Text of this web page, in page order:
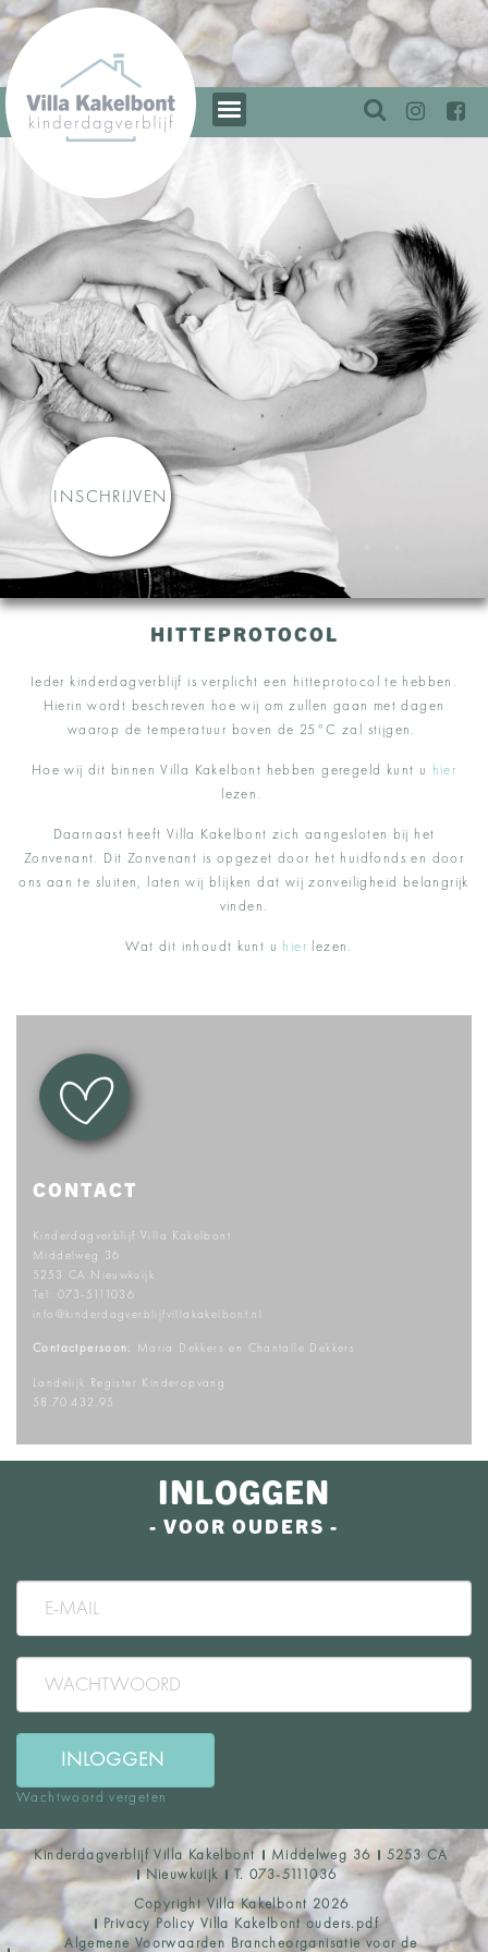
INSCHRIJVEN
HITTEPROTOCOL
Ieder kinderdagverblijf is verplicht een hitteprotocol te hebben.
Hierin wordt beschreven hoe wij om zullen gaan met dagen
waarop de temperatuur boven de 25°C zal stijgen.
Hoe wij dit binnen Villa Kakelbont hebben geregeld kunt u hier
lezen.
Daarnaast heeft Villa Kakelbont zich aangesloten bij het
Zonvenant. Dit Zonvenant is opgezet door het huidfonds en door
ons aan te sluiten, laten wij blijken dat wij zonveiligheid belangrijk
vinden.
Wat dit inhoudt kunt u hier lezen.
CONTACT
Kinderdagverblijf Villa Kakelbont
Middelweg 36
5253 CA Nieuwkuijk
Tel: 073-5111036
info@kinderdagverblijfvillakakelbont.nl
Contactpersoon: Maria Dekkers en Chantalle Dekkers
Landelijk Register Kinderopvang
58.70.432.95
INLOGGEN
- VOOR OUDERS -
INLOGGEN
Wachtwoord vergeten
Kinderdagverblijf Villa Kakelbont Middelweg 36
5253 CA
Nieuwkuijk
T.073-5111036
Copyright Villa Kakelbont 2026
Privacy Policy Villa Kakelbont ouders.pdf
Algemene Voorwaarden Brancheorganisatie voor de